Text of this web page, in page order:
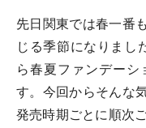
先日関東では春一番
じる季節になりまし
ら春夏ファンデーシ
す。今回からそんな
発売時期ごとに順次